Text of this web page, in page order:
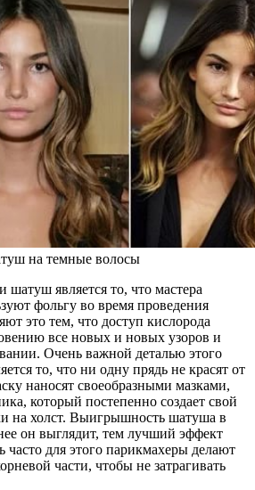
на темные волосы
является то, что мастера
фольгу во время проведения
это тем, что доступ кислорода
все новых и новых узоров и
Очень важной деталью этого
то, что ни одну прядь не красят от
наносят своеобразными мазками,
который постепенно создает свой
на холст. Выигрышность шатуша в
он выглядит, тем лучший эффект
часто для этого парикмахеры делают
части, чтобы не затрагивать